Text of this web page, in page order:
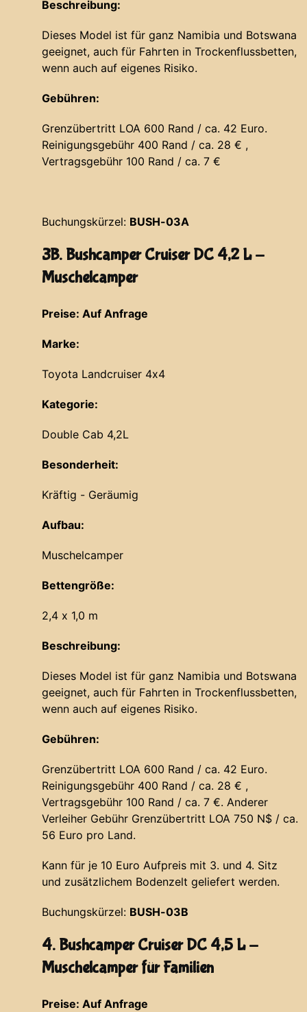
Beschreibung:
Dieses Model ist für ganz Namibia und Botswana
geeignet, auch für Fahrten in Trockenflussbetten,
wenn auch auf eigenes Risiko.
Gebühren:
Grenzübertritt LOA 600 Rand / ca. 42 Euro.
Reinigungsgebühr 400 Rand / ca. 28 € ,
Vertragsgebühr 100 Rand / ca. 7 €
Buchungskürzel: BUSH-03A
3B. Bushcamper Cruiser DC 4,2 L -
Muschelcamper
Preise: Auf Anfrage
Marke:
Toyota Landcruiser 4x4
Kategorie:
Double Cab 4,2L
Besonderheit:
Kräftig - Geräumig
Aufbau:
Muschelcamper
Bettengröße:
2,4 x 1,0 m
Beschreibung:
Dieses Model ist für ganz Namibia und Botswana
geeignet, auch für Fahrten in Trockenflussbetten,
wenn auch auf eigenes Risiko.
Gebühren:
Grenzübertritt LOA 600 Rand / ca. 42 Euro.
Reinigungsgebühr 400 Rand / ca. 28 € ,
Vertragsgebühr 100 Rand / ca. 7 €. Anderer
Verleiher Gebühr Grenzübertritt LOA 750 N$ / ca.
56 Euro pro Land.
Kann für je 10 Euro Aufpreis mit 3. und 4. Sitz
und zusätzlichem Bodenzelt geliefert werden.
Buchungskürzel: BUSH-03B
4. Bushcamper Cruiser DC 4,5 L -
Muschelcamper für Familien
Preise: Auf Anfrage